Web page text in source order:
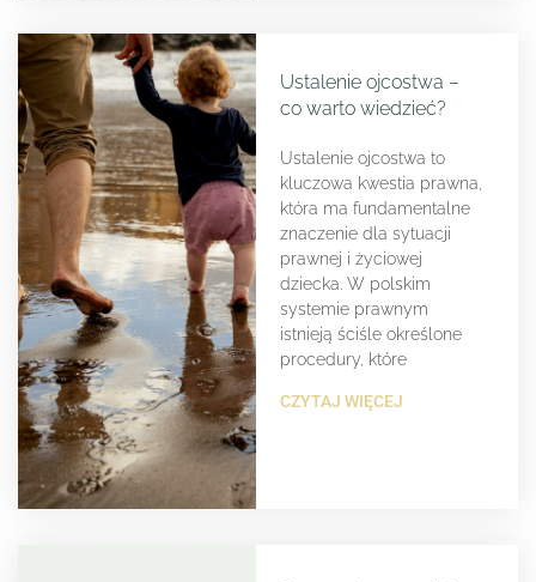
Ustalenie ojcostwa –
co warto wiedzieć?
Ustalenie ojcostwa to
kluczowa kwestia prawna,
która ma fundamentalne
znaczenie dla sytuacji
prawnej i życiowej
dziecka. W polskim
systemie prawnym
istnieją ściśle określone
procedury, które
CZYTAJ WIĘCEJ